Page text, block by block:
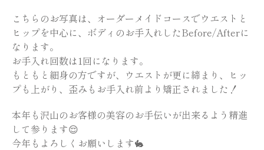
こちらのお写真は、オーダーメイドコースでウエストと
ヒップを中心に、ボディのお手入れしたBefore/Afterに
なります。
お手入れ回数は1回になります。
もともと細身の方ですが、ウエストが更に締まり、ヒッ
プも上がり、歪みもお手入れ前より矯正されました！
本年も沢山のお客様の美容のお手伝いが出来るよう精進
して参ります😌
今年もよろしくお願いします🐇